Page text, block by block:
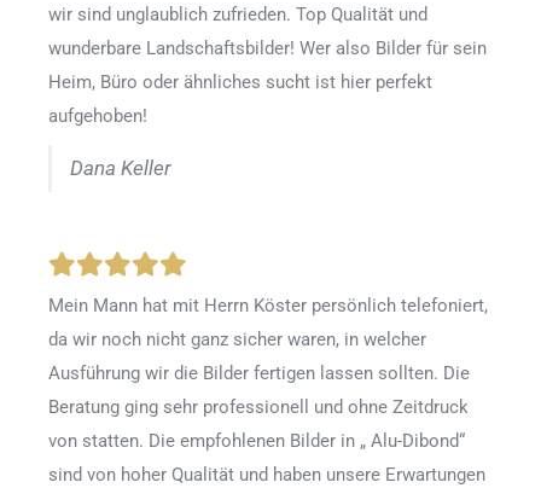
wir sind unglaublich zufrieden. Top Qualität und
wunderbare Landschaftsbilder! Wer also Bilder für sein
Heim, Büro oder ähnliches sucht ist hier perfekt
aufgehoben!
Dana Keller
Mein Mann hat mit Herrn Köster persönlich telefoniert,
da wir noch nicht ganz sicher waren, in welcher
Ausführung wir die Bilder fertigen lassen sollten. Die
Beratung ging sehr professionell und ohne Zeitdruck
von statten. Die empfohlenen Bilder in „ Alu-Dibond“
sind von hoher Qualität und haben unsere Erwartungen